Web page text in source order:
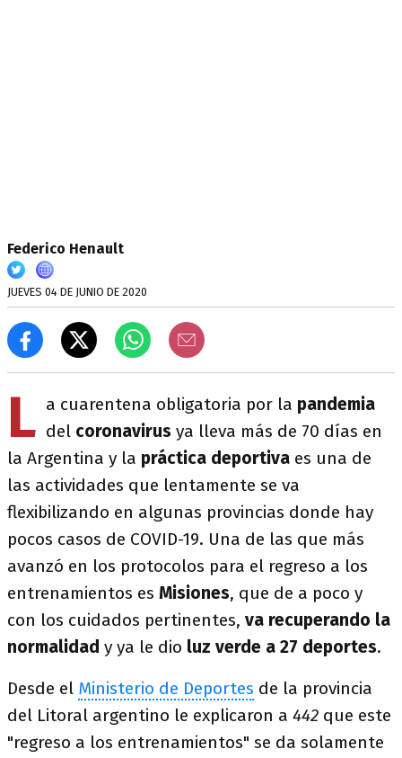
Federico Henault
JUEVES 04 DE JUNIO DE 2020
L a cuarentena obligatoria por la pandemia
del coronavirus ya lleva más de 70 días en
la Argentina y la práctica deportiva es una de
las actividades que lentamente se va
flexibilizando en algunas provincias donde hay
pocos casos de COVID-19. Una de las que más
avanzó en los protocolos para el regreso a los
entrenamientos es Misiones, que de a poco y
con los cuidados pertinentes, va recuperando la
normalidad y ya le dio luz verde a 27 deportes.
Desde el Ministerio de Deportes de la provincia
del Litoral argentino le explicaron a 442 que este
"regreso a los entrenamientos" se da solamente